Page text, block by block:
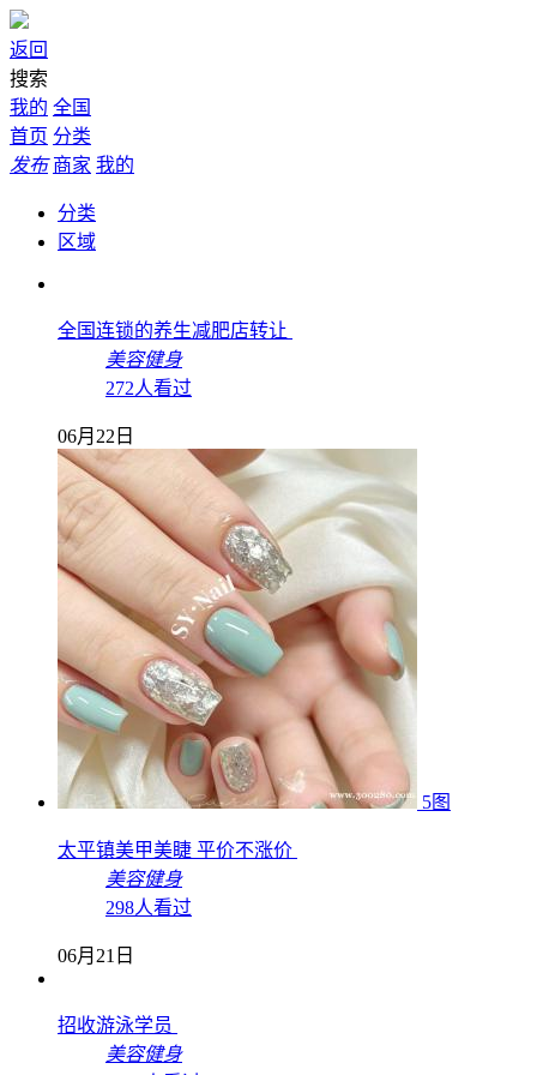
返回
搜索
我的 全国
首页 分类
发布 商家 我的
分类
区域
全国连锁的养生减肥店转让
美容健身
272人看过
06月22日
5图
太平镇美甲美睫 平价不涨价
美容健身
298人看过
06月21日
招收游泳学员
美容健身